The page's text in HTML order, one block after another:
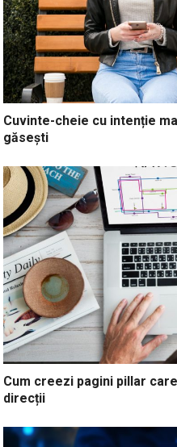
Cuvinte-cheie cu intenție
găsești
Cum creezi pagini pillar
direcții